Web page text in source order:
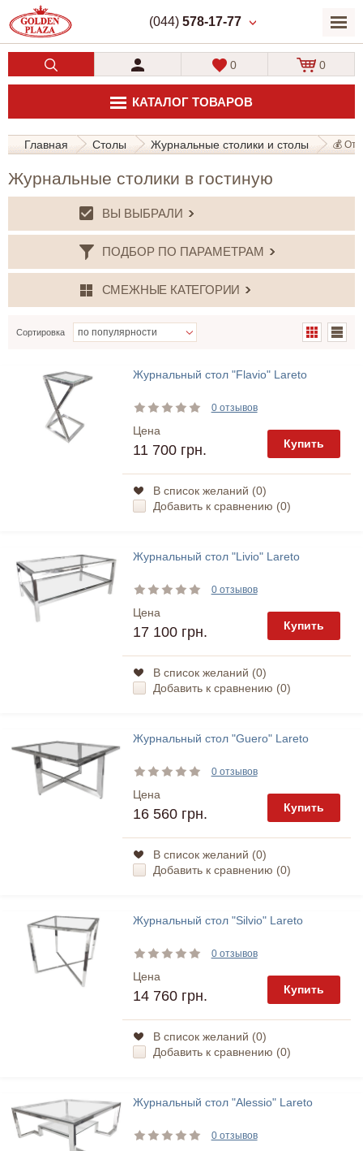
(044) 578-17-77
КАТАЛОГ ТОВАРОВ
0 0
Главная Столы Журнальные столики и столы 💰 От
Журнальные столики в гостиную
ВЫ ВЫБРАЛИ
ПОДБОР ПО ПАРАМЕТРАМ
СМЕЖНЫЕ КАТЕГОРИИ
Сортировка
Журнальный стол "Flavio" Lareto
0 отзывов
Цена
11 700 грн. Купить
В список желаний (0)
Добавить к сравнению (0)
Журнальный стол "Livio" Lareto
0 отзывов
Цена
17 100 грн. Купить
В список желаний (0)
Добавить к сравнению (0)
Журнальный стол "Guero" Lareto
0 отзывов
Цена
16 560 грн. Купить
В список желаний (0)
Добавить к сравнению (0)
Журнальный стол "Silvio" Lareto
0 отзывов
Цена
14 760 грн. Купить
В список желаний (0)
Добавить к сравнению (0)
Журнальный стол "Alessio" Lareto
0 отзывов